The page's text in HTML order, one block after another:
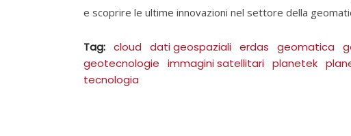
e scoprire le ultime innovazioni nel settore della
Tag: cloud dati geospaziali erdas geomatica
geotecnologie
immagini satellitari planetek
tecnologia